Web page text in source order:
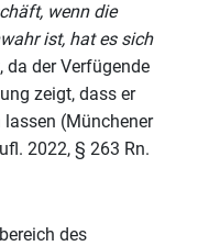
wenn die
ist, hat es sich
der Verfügende
zeigt, dass er
(Münchener
2022, § 263 Rn.
des